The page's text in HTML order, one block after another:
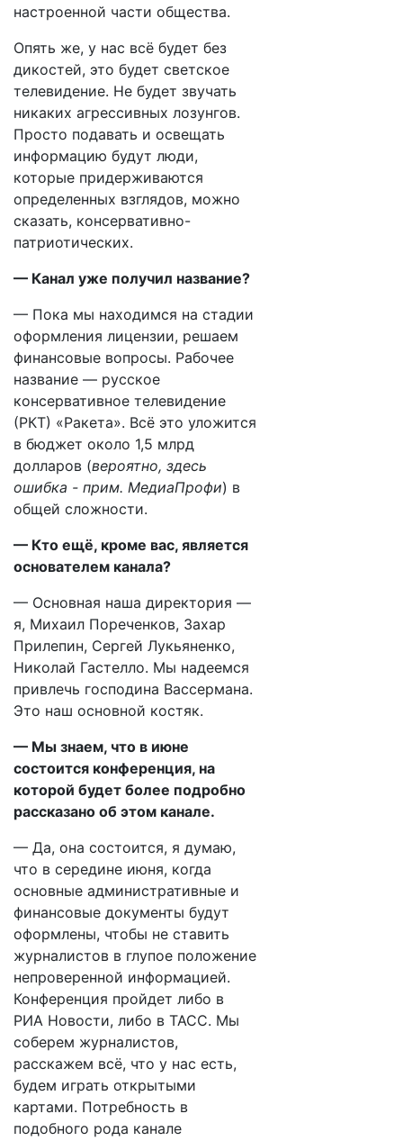
настроенной части общества.
Опять же, у нас всё будет без
дикостей, это будет светское
телевидение. Не будет звучать
никаких агрессивных лозунгов.
Просто подавать и освещать
информацию будут люди,
которые придерживаются
определенных взглядов, можно
сказать, консервативно-
патриотических.
— Канал уже получил название?
— Пока мы находимся на стадии
оформления лицензии, решаем
финансовые вопросы. Рабочее
название — русское
консервативное телевидение
(РКТ) «Ракета». Всё это уложится
в бюджет около 1,5 млрд
долларов (вероятно, здесь
ошибка - прим. МедиаПрофи) в
общей сложности.
— Кто ещё, кроме вас, является
основателем канала?
— Основная наша директория —
я, Михаил Пореченков, Захар
Прилепин, Сергей Лукьяненко,
Николай Гастелло. Мы надеемся
привлечь господина Вассермана.
Это наш основной костяк.
— Мы знаем, что в июне
состоится конференция, на
которой будет более подробно
рассказано об этом канале.
— Да, она состоится, я думаю,
что в середине июня, когда
основные административные и
финансовые документы будут
оформлены, чтобы не ставить
журналистов в глупое положение
непроверенной информацией.
Конференция пройдет либо в
РИА Новости, либо в ТАСС. Мы
соберем журналистов,
расскажем всё, что у нас есть,
будем играть открытыми
картами. Потребность в
подобного рода канале